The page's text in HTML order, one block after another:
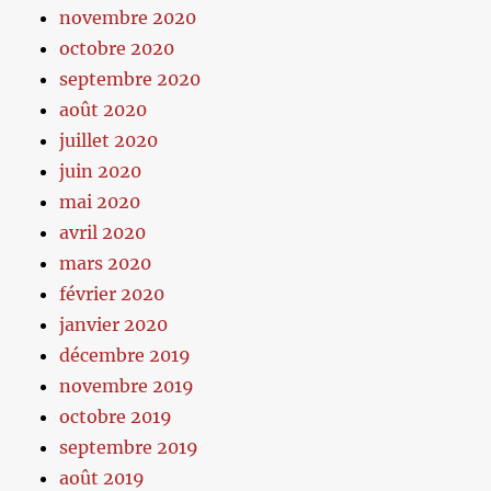
novembre 2020
octobre 2020
septembre 2020
août 2020
juillet 2020
juin 2020
mai 2020
avril 2020
mars 2020
février 2020
janvier 2020
décembre 2019
novembre 2019
octobre 2019
septembre 2019
août 2019